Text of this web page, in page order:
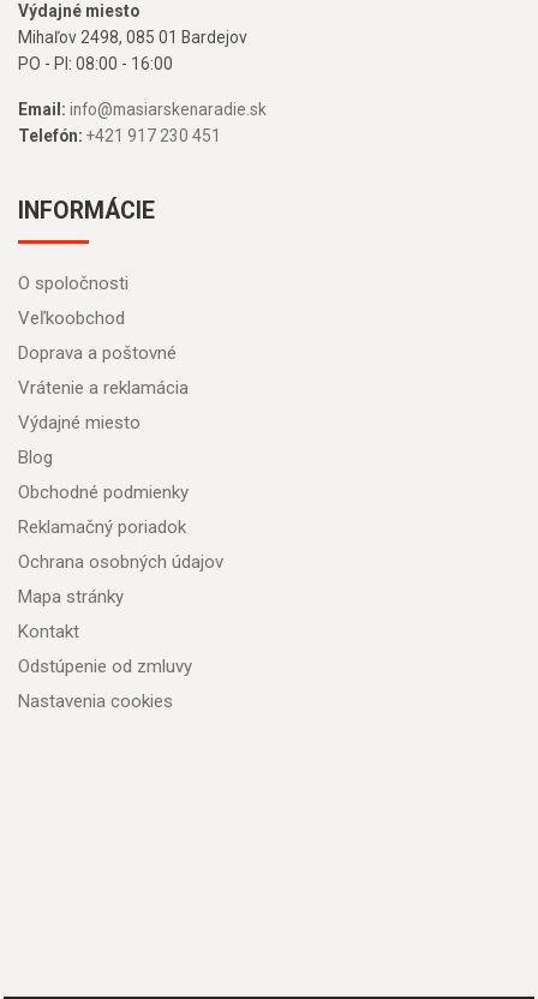
Výdajné miesto
Mihaľov 2498, 085 01 Bardejov
PO - PI: 08:00 - 16:00
Email: info@masiarskenaradie.sk
Telefón: +421 917 230 451
INFORMÁCIE
O spoločnosti
Veľkoobchod
Doprava a poštovné
Vrátenie a reklamácia
Výdajné miesto
Blog
Obchodné podmienky
Reklamačný poriadok
Ochrana osobných údajov
Mapa stránky
Kontakt
Odstúpenie od zmluvy
Nastavenia cookies